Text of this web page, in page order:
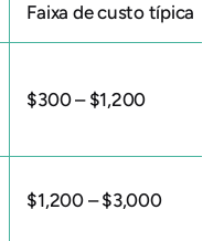
Faixa de custo típica
$300 – $1,200
$1,200 – $3,000